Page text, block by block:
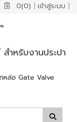
0(0) | เข้าสู่ระบบ |
ำหรับงานประปา
หล่อ Gate Valve